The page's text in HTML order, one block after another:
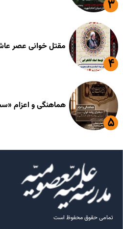
مقتل خوانی عصر
هماهنگی و اعزام
تمامی حقوق محفوظ است